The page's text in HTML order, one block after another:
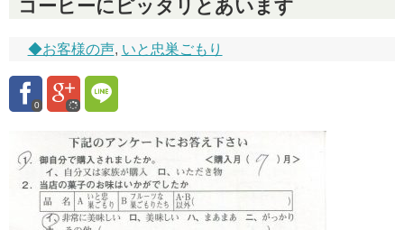
コーヒーにピッタリとあいます
◆お客様の声, いと忠巣ごもり
0